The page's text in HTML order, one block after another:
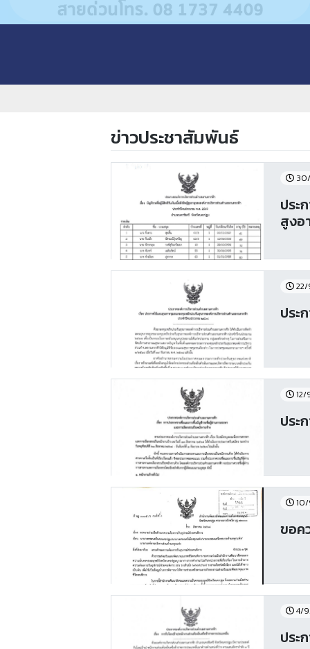
ข่าวประชาสัมพันธ์
ประ
สูงอ
22/
ประ
12/
ประ
10/
ขอค
4/
ประ